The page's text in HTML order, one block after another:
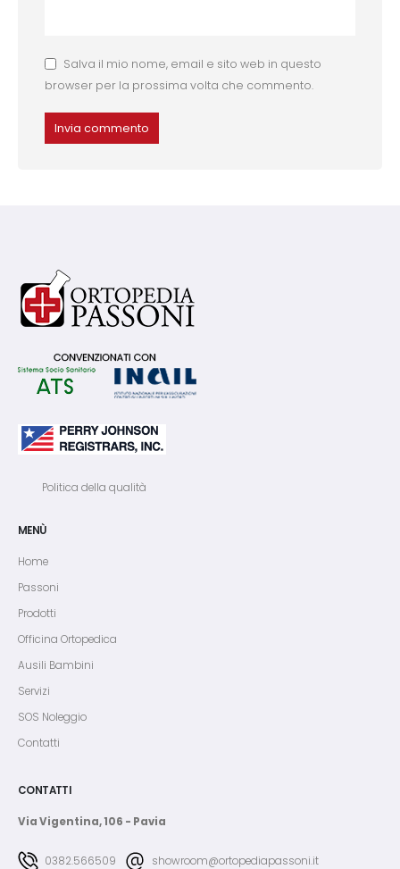
Salva il mio nome, email e sito web in questo
browser per la prossima volta che commento.
Politica della qualità
MENÙ
Home
Passoni
Prodotti
Officina Ortopedica
Ausili Bambini
Servizi
SOS Noleggio
Contatti
CONTATTI
Via Vigentina, 106 - Pavia
0382.566509 showroom@ortopediapassoni.it